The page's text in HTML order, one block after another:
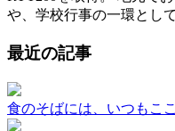
や、学校行事の一環とし
最近の記事
食のそばには、いつもこ